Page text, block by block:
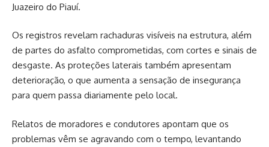
Juazeiro do Piauí.
Os registros revelam rachaduras visíveis na estrutura, além
de partes do asfalto comprometidas, com cortes e sinais de
desgaste. As proteções laterais também apresentam
deterioração, o que aumenta a sensação de insegurança
para quem passa diariamente pelo local.
Relatos de moradores e condutores apontam que os
problemas vêm se agravando com o tempo, levantando